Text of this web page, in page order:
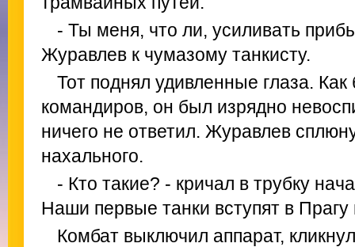
- Ты меня, что ли, усиливать
Журавлев к чумазому танкисту.
Тот поднял удивленные глаза.
командиров, он был изрядно
ничего не ответил. Журавлев
нахального.
- Кто такие? - кричал в трубку
Наши первые танки вступят в
Комбат выключил аппарат,